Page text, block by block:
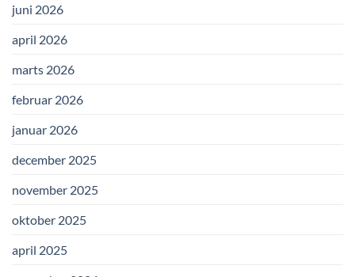
juni 2026
april 2026
marts 2026
februar 2026
januar 2026
december 2025
november 2025
oktober 2025
april 2025